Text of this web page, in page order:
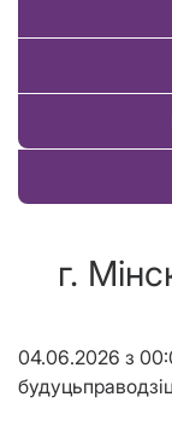
г.
04.06.2026 з